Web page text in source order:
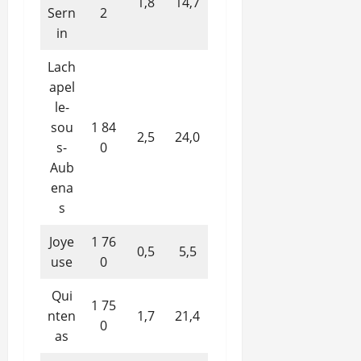
Sern
in
2
Lach
apel
le-
sou
s-
Aub
ena
s
1 84
0
2,5 24,0
Joye
use
1 76
0
0,5 5,5
Qui
nten
as
1 75
0
1,7 21,4